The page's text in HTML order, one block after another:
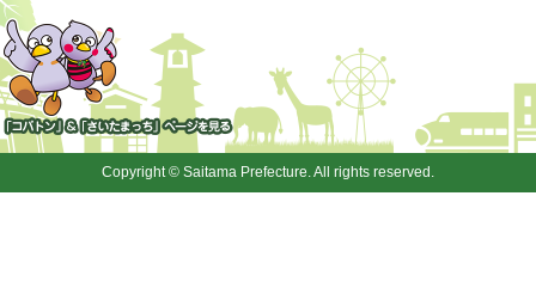
「コバトン」&「さいたまっ
Copyright © Saitama Prefecture. All rights reserved.